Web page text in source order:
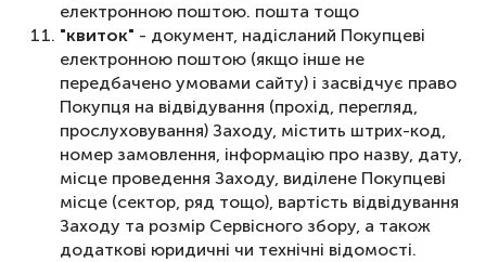
електронною поштою. пошта тощо
"квиток" - документ, надісланий Покупцеві
електронною поштою (якщо інше не
передбачено умовами сайту) і засвідчує право
Покупця на відвідування (прохід, перегляд,
прослуховування) Заходу, містить штрих-код,
номер замовлення, інформацію про назву, дату,
місце проведення Заходу, виділене Покупцеві
місце (сектор, ряд тощо), вартість відвідування
Заходу та розмір Сервісного збору, а також
додаткові юридичні чи технічні відомості.